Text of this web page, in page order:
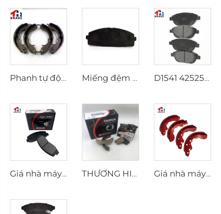
Phanh tự động cho xe HILUX VII Pickup OEM 04495-0K010 04495-28090 Miếng đệm phanh nhà máy D1434 Kd2605 Phù hợp với xe toyota HIACE IV Bus D1541 425253 Nhà máy Cung cấp Giá thấp Phụ kiện Đệm phanh cho peugeot 207 307
Giá nhà máy Phụ tùng ô tô Nhà sản xuất Tấm đỡ Đệm phanh đĩa D2026 cho xe Nhật Bản THƯƠNG HIỆU TAIHUA D1354 Nhà sản xuất Lót phanh Ceramic cho xe hơi Giá nhà máy OEM Tùy chỉnh Lót phanh xe tải bán tải Phanh trống Giày phanh cho xe coast SUZUKI